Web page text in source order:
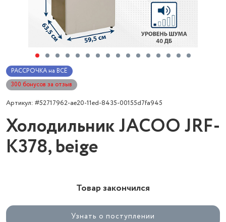
РАССРОЧКА на ВСЁ
300 бонусов за отзыв
Артикул: #52717962-ae20-11ed-8435-00155d7fa945
Холодильник JACOO JRF-
K378, beige
Товар закончился
Узнать о поступлении